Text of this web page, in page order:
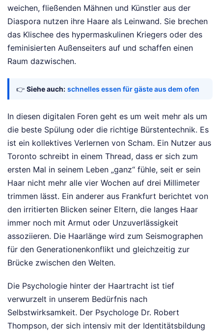
weichen, fließenden Mähnen und Künstler aus der
Diaspora nutzen ihre Haare als Leinwand. Sie brechen
das Klischee des hypermaskulinen Kriegers oder des
feminisierten Außenseiters auf und schaffen einen
Raum dazwischen.
👉 Siehe auch: schnelles essen für gäste aus dem ofen
In diesen digitalen Foren geht es um weit mehr als um
die beste Spülung oder die richtige Bürstentechnik. Es
ist ein kollektives Verlernen von Scham. Ein Nutzer aus
Toronto schreibt in einem Thread, dass er sich zum
ersten Mal in seinem Leben „ganz“ fühle, seit er sein
Haar nicht mehr alle vier Wochen auf drei Millimeter
trimmen lässt. Ein anderer aus Frankfurt berichtet von
den irritierten Blicken seiner Eltern, die langes Haar
immer noch mit Armut oder Unzuverlässigkeit
assoziieren. Die Haarlänge wird zum Seismographen
für den Generationenkonflikt und gleichzeitig zur
Brücke zwischen den Welten.
Die Psychologie hinter der Haartracht ist tief
verwurzelt in unserem Bedürfnis nach
Selbstwirksamkeit. Der Psychologe Dr. Robert
Thompson, der sich intensiv mit der Identitätsbildung